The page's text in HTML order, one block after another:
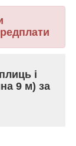
і
9 м) за